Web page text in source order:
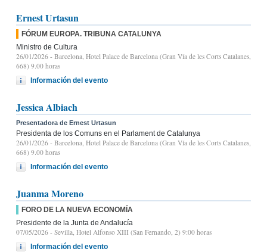
Ernest Urtasun
FÓRUM EUROPA. TRIBUNA CATALUNYA
Ministro de Cultura
26/01/2026 - Barcelona, Hotel Palace de Barcelona (Gran Vía de les Corts Catalanes,
668) 9.00 horas
Información del evento
Jessica Albiach
Presentadora de Ernest Urtasun
Presidenta de los Comuns en el Parlament de Catalunya
26/01/2026 - Barcelona, Hotel Palace de Barcelona (Gran Vía de les Corts Catalanes,
668) 9.00 horas
Información del evento
Juanma Moreno
FORO DE LA NUEVA ECONOMÍA
Presidente de la Junta de Andalucía
07/05/2026 - Sevilla, Hotel Alfonso XIII (San Fernando, 2) 9:00 horas
Información del evento